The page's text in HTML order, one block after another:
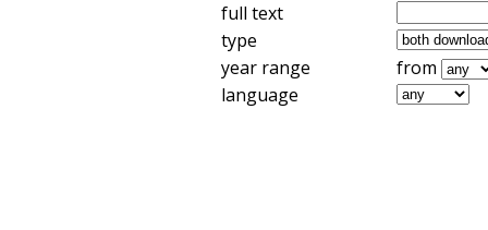
full text
type
year range
from
language